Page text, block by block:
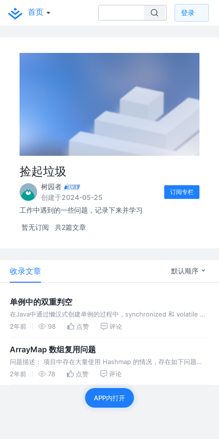
首页 登录
捡起垃圾
树园者
创建于2024-05-25
订阅专栏
工作中遇到的一些问题，记录下来并学习
暂无订阅 共2篇文章
收录文章 默认顺序
单例中的双重判空
在Java中通过懒汉式创建单例的过程中，synchronized 和 volatile 起
到的作用。
2年前 98 点赞 评论
ArrayMap 数组复用问题
问题描述： 项目中存在大量使用 Hashmap 的情况，存在如下问题
HashMap 内部创建的数组和其他对象无法复用，带来内存回收的压力
2年前 78 点赞 评论
APP内打开